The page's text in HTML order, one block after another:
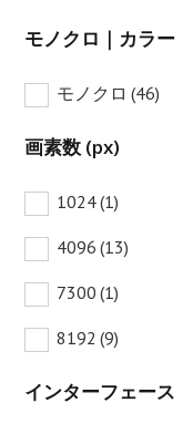
モノクロ｜カラー
モノクロ (46)
画素数 (px)
1024(1)
4096 (13)
7300 (1)
8192 (9)
インターフェース